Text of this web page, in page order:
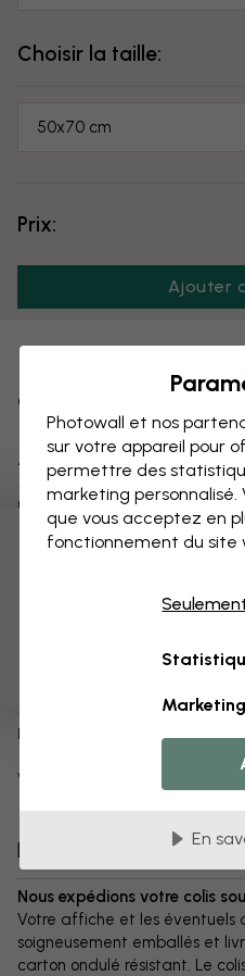
Choisir la taille:
50x70 cm
Prix:
Ajouter
Oranger
À propos du produit :
The Artcircle
Copyright: Flaming
sur toile
Livraison
Nous expédions votre colis
Votre affiche et les éventuels
soigneusement emballés et
carton ondulé résistant. Le
Photowall et nos
sur votre appareil pour
permettre des
marketing personnalisé.
que vous acceptez en
fonctionnement du site
Marketing
En